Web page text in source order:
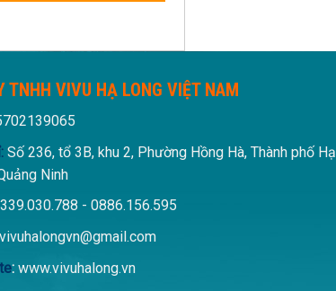
TNHH VIVU HẠ LONG VIỆT NAM
Số 236, tổ 3B, khu 2, Phường Hồng Hà, Thành phố Hạ
Ninh
- 0886.156.595
:www.vivuhalong.vn